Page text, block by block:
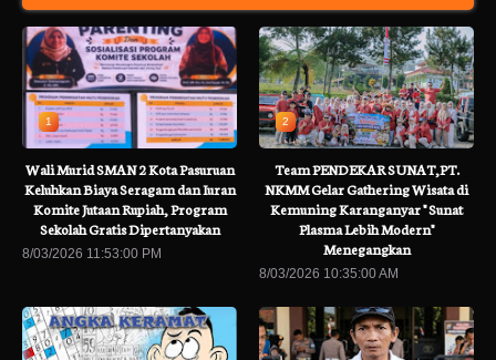
1
Wali Murid SMAN 2 Kota Pasuruan
Keluhkan Biaya Seragam dan Iuran
Komite Jutaan Rupiah, Program
Sekolah Gratis Dipertanyakan
8/03/2026 11:53:00 PM
2
Team PENDEKAR SUNAT,PT.
NKMM Gelar Gathering Wisata di
Kemuning Karanganyar " Sunat
Plasma Lebih Modern"
Menegangkan
8/03/2026 10:35:00 AM